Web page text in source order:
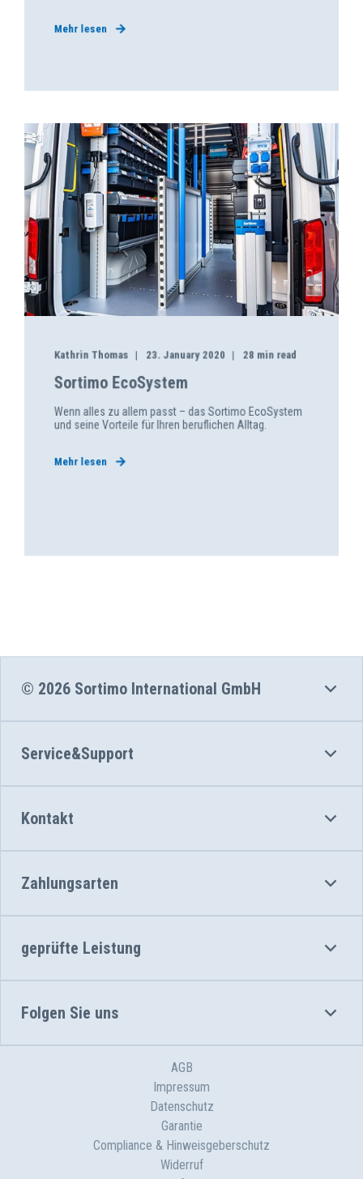
Mehr lesen
Kathrin Thomas 23. January 2020 28 min read
Sortimo EcoSystem
Wenn alles zu allem passt – das Sortimo EcoSystem
und seine Vorteile für Ihren beruf­lichen Alltag.
Mehr lesen
© 2026 Sortimo International GmbH
Service&Support
Kontakt
Zahlungsarten
geprüfte Leistung
Folgen Sie uns
AGB
Impressum
Datenschutz
Garantie
Compliance & Hinweisgeberschutz
Widerruf